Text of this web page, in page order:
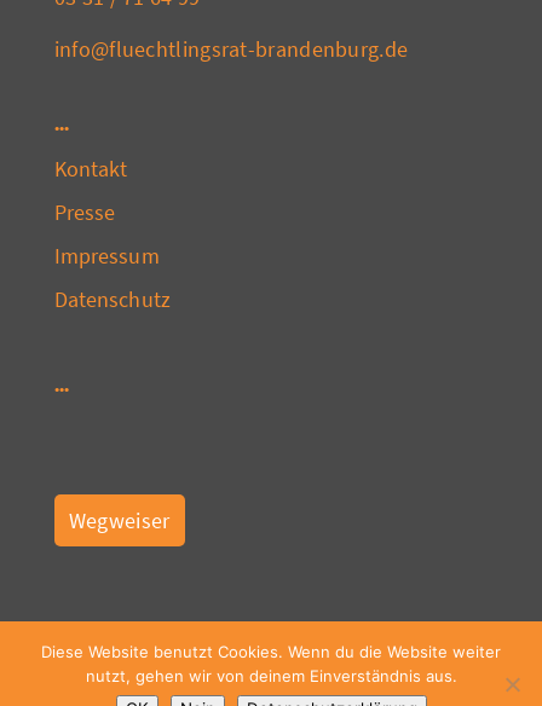
info@fluechtlingsrat-brandenburg.de
Kontakt
Presse
Impressum
Datenschutz
Wegweiser
Diese Website benutzt Cookies. Wenn du die Website weiter
nutzt, gehen wir von deinem Einverständnis aus.